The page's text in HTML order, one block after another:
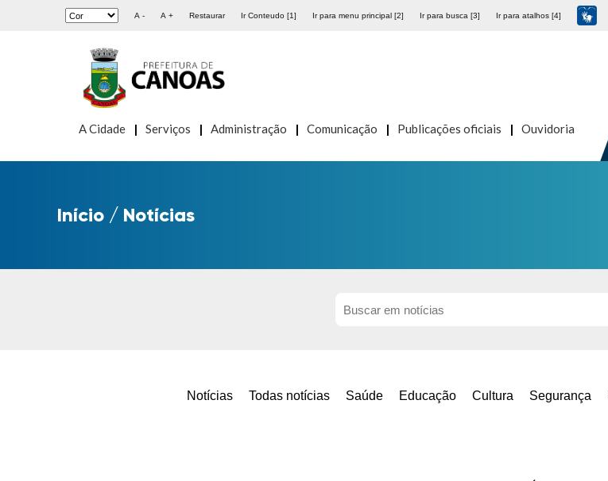
A - A + Restaurar Ir Conteudo [1] Ir para menu principal [2] Ir para busca [3] Ir para atalhos [4]
A Cidade Serviços Administração Comunicação Publicações oficiais Ouvidoria
Início / Notícias
Notícias Todas notícias Saúde Educação Cultura Segurança